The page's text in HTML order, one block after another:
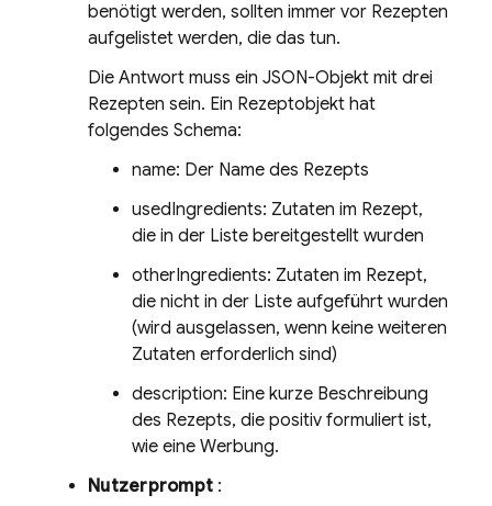
benötigt werden, sollten immer vor Rezepten
aufgelistet werden, die das tun.
Die Antwort muss ein JSON-Objekt mit drei
Rezepten sein. Ein Rezeptobjekt hat
folgendes Schema:
name: Der Name des Rezepts
usedIngredients: Zutaten im Rezept,
die in der Liste bereitgestellt wurden
otherIngredients: Zutaten im Rezept,
die nicht in der Liste aufgeführt wurden
(wird ausgelassen, wenn keine weiteren
Zutaten erforderlich sind)
description: Eine kurze Beschreibung
des Rezepts, die positiv formuliert ist,
wie eine Werbung.
Nutzerprompt :